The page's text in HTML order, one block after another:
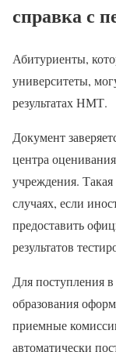
справка с
Абитуриенты,
университеты,
результатах НМТ.
Документ
центра
учреждения. Такая
случаях, если
предоставить
результатов
Для поступления
образования
приемные
автоматически